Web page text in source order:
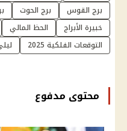
برج القوس
برج الحوت
خبيرة الأبراج
الحظ المالي
التوقعات الفلكية 2025
محتوى مدفوع